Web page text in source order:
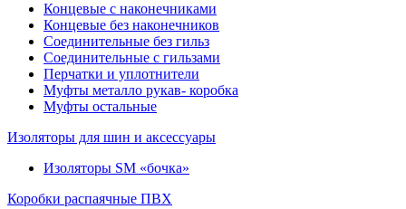
Концевые с наконечниками
Концевые без наконечников
Соединительные без гильз
Соединительные с гильзами
Перчатки и уплотнители
Муфты металло рукав- коробка
Муфты остальные
Изоляторы для шин и аксессуары
Изоляторы SM «бочка»
Коробки распаячные ПВХ